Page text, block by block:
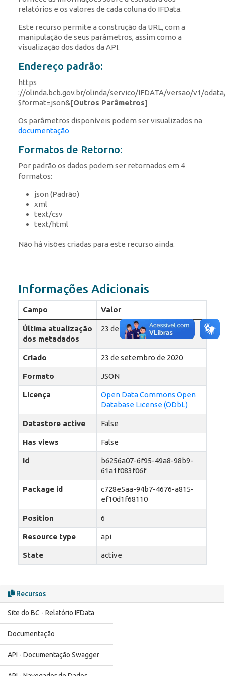
relatórios e os valores de cada coluna do IFData.
Este recurso permite a construção da URL, com a
manipulação de seus parâmetros, assim como a
visualização dos dados da API.
Endereço padrão:
https
://olinda.bcb.gov.br/olinda/servico/IFDATA/versao/v1/
$format=json&[Outros Parâmetros]
Os parâmetros disponíveis podem ser visualizados na
documentação
Formatos de Retorno:
Por padrão os dados podem ser retornados em 4
formatos:
json (Padrão)
xml
text/csv
text/html
Não há visões criadas para este recurso ainda.
Recursos
Site do BC - Relatório IFData
Documentação
API - Documentação Swagger
Informações Adicionais
Campo Valor
Última atualização
dos metadados
23 de setembro de 2020
Criado 23 de setembro de 2020
Formato JSON
Licença
Open Data Commons Open
Database License (ODbL)
Datastore active False
Has views False
Id
b6256a07-6f95-49a8-98b9-
61a1f083f06f
Package id
c728e5aa-94b7-4676-a815-
ef10d1f68110
Position 6
Resource type api
State active